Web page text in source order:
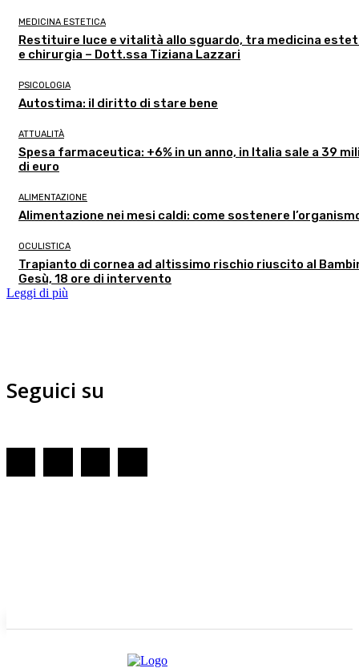
MEDICINA ESTETICA
Restituire luce e vitalità allo sguardo, tra medicina
e chirurgia – Dott.ssa Tiziana Lazzari
PSICOLOGIA
Autostima: il diritto di stare bene
ATTUALITÀ
Spesa farmaceutica: +6% in un anno, in Italia sale a 39
di euro
ALIMENTAZIONE
Alimentazione nei mesi caldi: come sostenere
OCULISTICA
Trapianto di cornea ad altissimo rischio riuscito al
Gesù, 18 ore di intervento
Leggi di più
Seguici su